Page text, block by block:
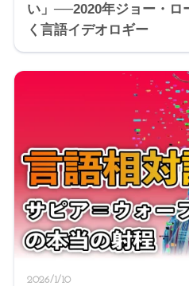
い」──2020年ジョー・ロ
く言語イデオロギー
2026/1/10